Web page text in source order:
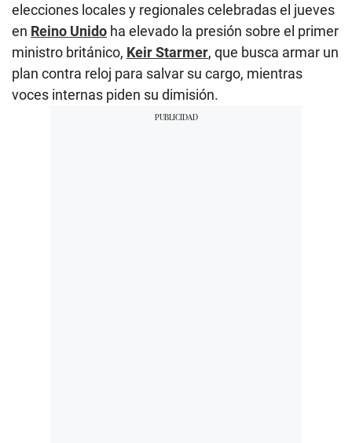
elecciones locales y regionales celebradas el jueves
en Reino Unido ha elevado la presión sobre el primer
ministro británico, Keir Starmer, que busca armar un
plan contra reloj para salvar su cargo, mientras
voces internas piden su dimisión.